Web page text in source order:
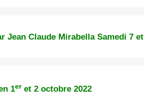
Jean Claude Mirabella Samedi 7 et
1eret 2 octobre 2022